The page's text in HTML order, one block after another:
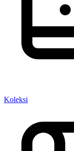
Koleksi